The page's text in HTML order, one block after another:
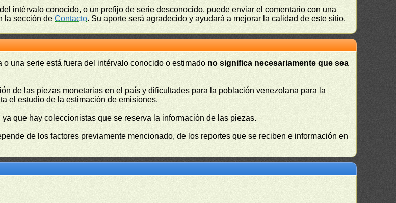
intérvalo conocido, o un prefijo de serie desconocido, puede enviar el comentario con una
la sección deContacto. Su aporte será agradecido y ayudará a mejorar la calidad de este sitio.
una serie está fuera del intérvalo conocido o estimado no significa necesariamente que sea
de las piezas monetarias en el país y dificultades para la población venezolana para la
el estudio de la estimación de emisiones.
que hay coleccionistas que se reserva la información de las piezas.
de los factores previamente mencionado, de los reportes que se reciben e información en